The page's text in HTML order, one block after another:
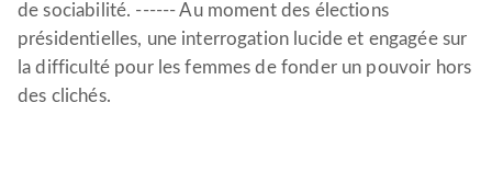
de sociabilité. ------ Au moment des élections
présidentielles, une interrogation lucide et engagée sur
la difficulté pour les femmes de fonder un pouvoir hors
des clichés.